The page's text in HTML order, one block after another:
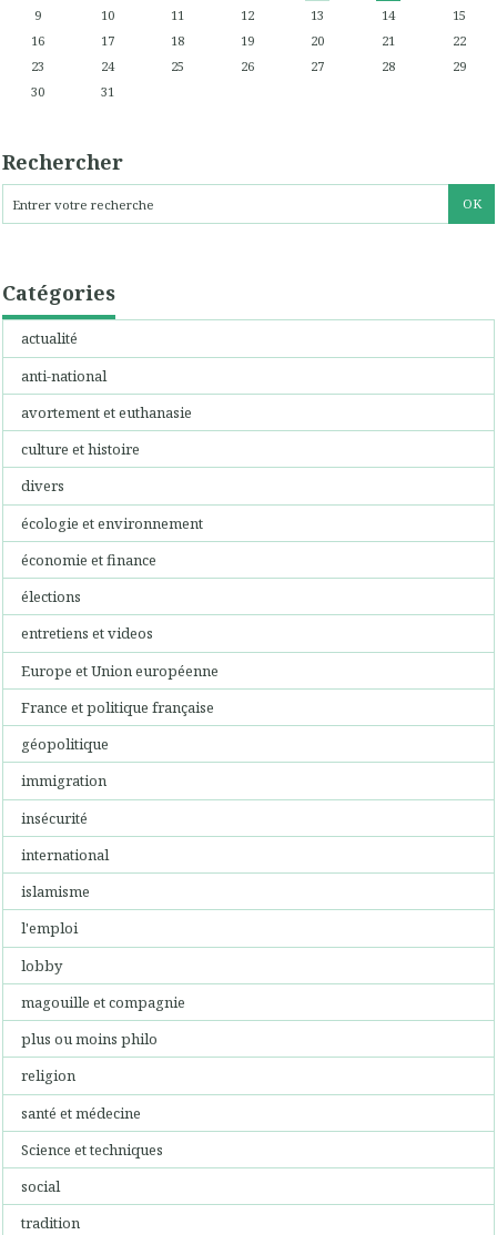
9 10 11 12 13 14
15
16
17 18 19 20 21
22
23
24 25 26 27 28
29
30
31
Rechercher
Catégories
actualité
anti-national
avortement et euthanasie
culture et histoire
divers
écologie et environnement
économie et finance
élections
entretiens et videos
Europe et Union européenne
France et politique française
géopolitique
immigration
insécurité
international
islamisme
l'emploi
lobby
magouille et compagnie
plus ou moins philo
religion
santé et médecine
Science et techniques
social
tradition